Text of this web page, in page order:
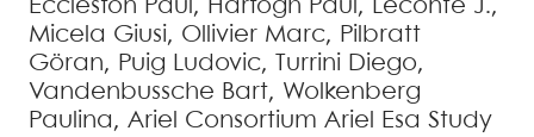
Eccleston Paul , Hartogh Paul , Leconte J.,
Micela Giusi, Ollivier Marc, Pilbratt
Göran, Puig Ludovic, Turrini Diego,
Vandenbussche Bart, Wolkenberg
Paulina, Ariel Consortium Ariel Esa Study